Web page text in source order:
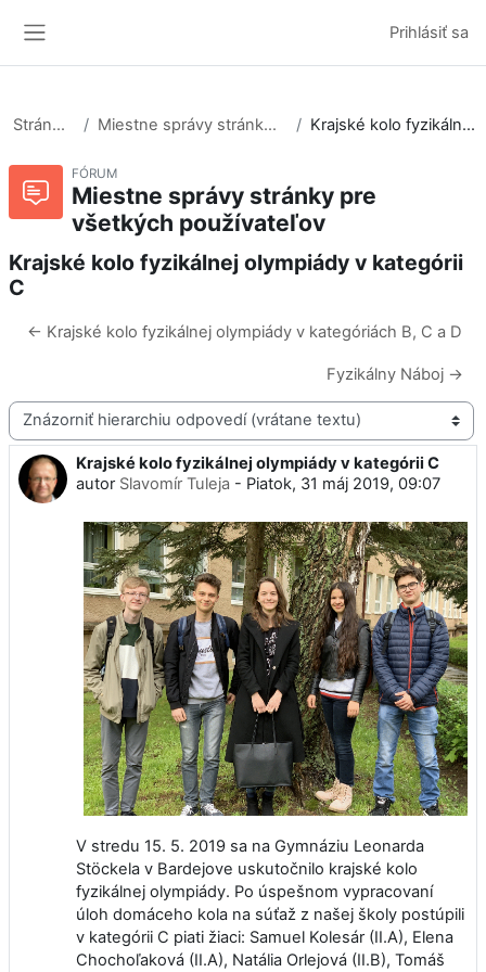
Prihlásiť sa
Stránky portálu Miestne správy stránky pre všetkých používateľov Krajské kolo fyzikálnej olympiády v kategórii C
FÓRUM
Miestne správy stránky pre
všetkých používateľov
Krajské kolo fyzikálnej olympiády v kategórii
C
← Krajské kolo fyzikálnej olympiády v kategóriách B, C a D
Fyzikálny Náboj →
Mód zobrazenia
Krajské kolo fyzikálnej olympiády v kategórii C
autor Slavomír Tuleja - Piatok, 31 máj 2019, 09:07
Počet odpovedí: 0
V stredu 15. 5. 2019 sa na Gymnáziu Leonarda
Stöckela v Bardejove uskutočnilo krajské kolo
fyzikálnej olympiády. Po úspešnom vypracovaní
úloh domáceho kola na súťaž z našej školy postúpili
v kategórii C piati žiaci: Samuel Kolesár (II.A), Elena
Chochoľaková (II.A), Natália Orlejová (II.B), Tomáš